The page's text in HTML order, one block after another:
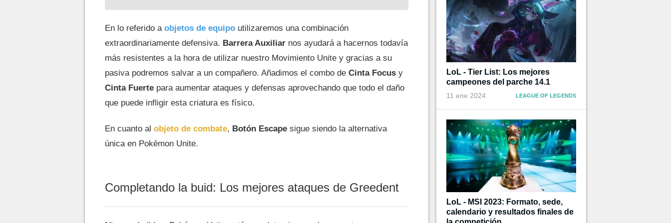
En lo referido a objetos de equipo utilizaremos una combinación
extraordinariamente defensiva. Barrera Auxiliar nos ayudará a hacernos todavía
más resistentes a la hora de utilizar nuestro Movimiento Unite y gracias a su
pasiva podremos salvar a un compañero. Añadimos el combo de Cinta Focus y
Cinta Fuerte para aumentar ataques y defensas aprovechando que todo el daño
que puede infligir esta criatura es físico.
En cuanto al objeto de combate, Botón Escape sigue siendo la alternativa
única en Pokémon Unite.
Completando la buid: Los mejores ataques de Greedent
LoL - Tier List: Los mejores
campeones del parche 14.1
11 ene 2024 LEAGUE OF LEGENDS
LoL - MSI 2023: Formato, sede,
calendario y resultados finales de